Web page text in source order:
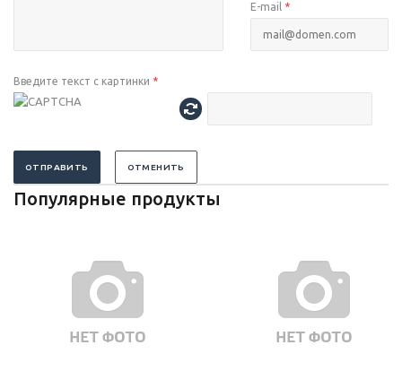
E-mail *
Введите текст с картинки *
ОТПРАВИТЬ ОТМЕНИТЬ
Популярные продукты